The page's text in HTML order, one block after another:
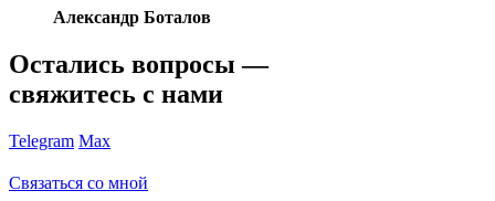
Александр Боталов
Остались вопросы —
свяжитесь с нами
Telegram Max
Связаться со мной